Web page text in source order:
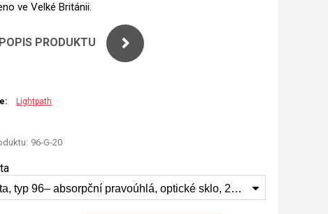
ve Velké Británii.
PRODUKTU
Lightpath
96-G-20
Kyveta, typ 96– absorpční pravoúhlá, optické sklo, 20 mm, (96-G-20)